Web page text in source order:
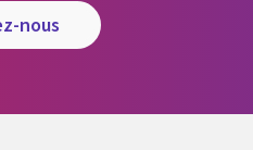
nous